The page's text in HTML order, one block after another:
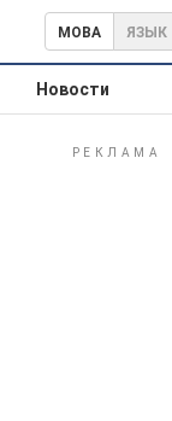
МОВА ЯЗЫК
Новости